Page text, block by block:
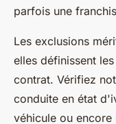
parfois une
Les exclusions
elles définissent
contrat. Vérifiez
conduite en état
véhicule ou encore